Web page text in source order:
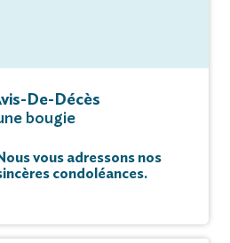
De-Décès
bougie
vous adressons nos
condoléances.